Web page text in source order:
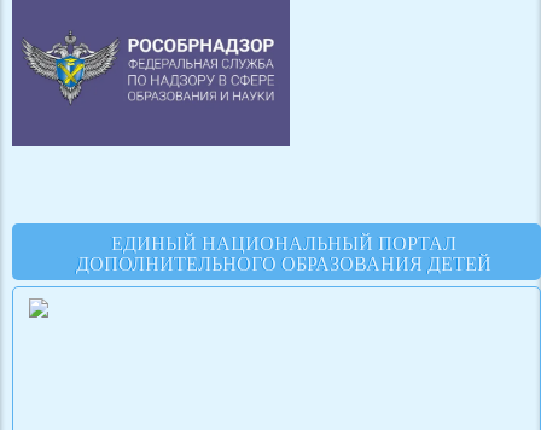
ЕДИНЫЙ НАЦИОНАЛЬНЫЙ ПОРТАЛ
ДОПОЛНИТЕЛЬНОГО ОБРАЗОВАНИЯ ДЕТЕЙ